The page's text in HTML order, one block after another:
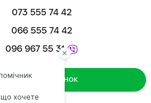
073 555 74 42
066 555 74 42
096 967 55 31
Зворотний дзвінок